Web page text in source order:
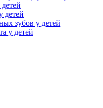
детей
зубов у детей
у детей